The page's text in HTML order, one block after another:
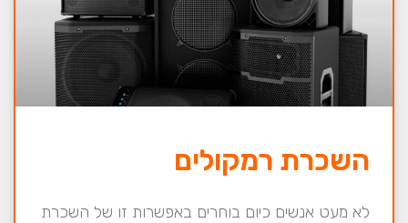
השכרת רמקולים
לא מעט אנשים כיום בוחרים באפשרות זו של השכרת